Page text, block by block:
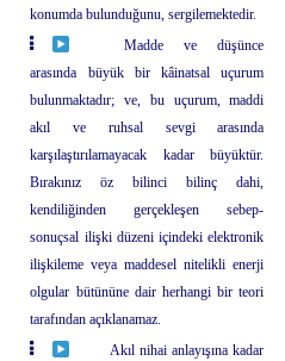
konumda bulunduğunu, sergilemektedir.
Madde ve düşünce
arasında büyük bir kâinatsal uçurum
bulunmaktadır; ve, bu uçurum, maddi
akıl ve ruhsal sevgi arasında
karşılaştırılamayacak kadar büyüktür.
Bırakınız öz bilinci bilinç dahi,
kendiliğinden gerçekleşen sebep-
sonuçsal ilişki düzeni içindeki elektronik
ilişkileme veya maddesel nitelikli enerji
olgular bütününe dair herhangi bir teori
tarafından açıklanamaz.
Akıl nihai anlayışına kadar